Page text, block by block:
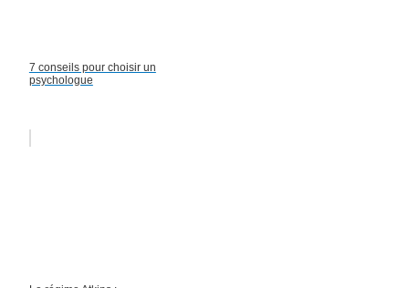
7 conseils pour choisir un
psychologue